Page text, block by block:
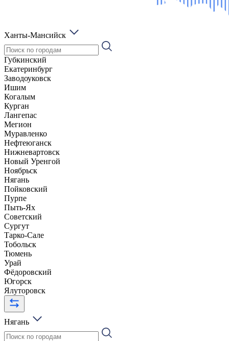
Ханты-Мансийск
Губкинский
Екатеринбург
Заводоуковск
Ишим
Когалым
Курган
Лангепас
Мегион
Муравленко
Нефтеюганск
Нижневартовск
Новый Уренгой
Ноябрьск
Нягань
Пойковский
Пурпе
Пыть-Ях
Советский
Сургут
Тарко-Сале
Тобольск
Тюмень
Урай
Фёдоровский
Югорск
Ялуторовск
Нягань